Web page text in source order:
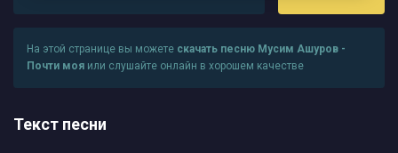
На этой странице вы можете скачать песню Мусим Ашуров -
Почти моя или слушайте онлайн в хорошем качестве
Текст песни